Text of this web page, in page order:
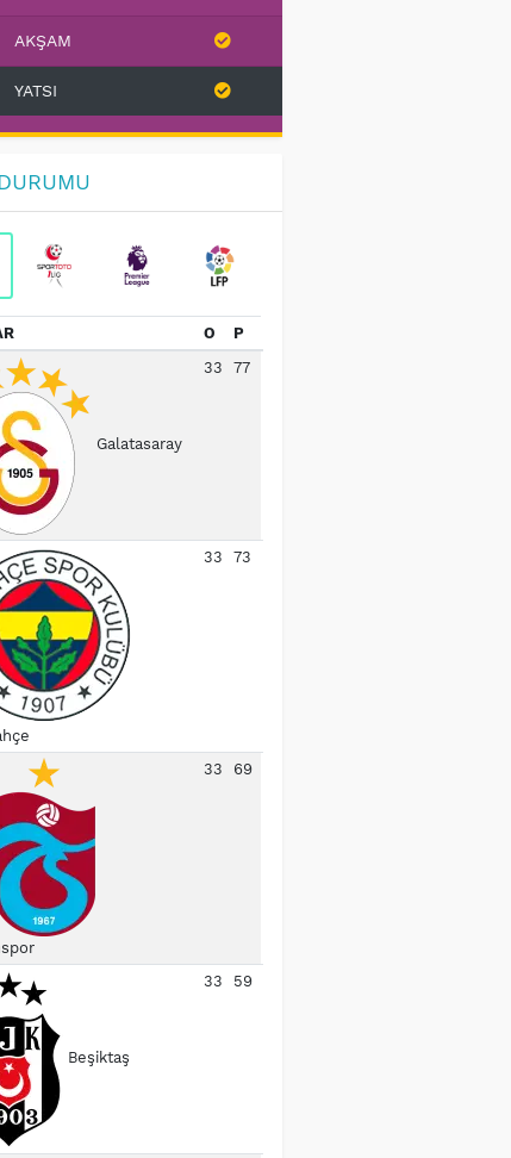
AKŞAM
YATSI
DURUMU
O P
Galatasaray
33 77
33 73
33 69
Beşiktaş
33 59